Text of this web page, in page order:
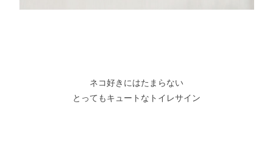
ネコ好きにはたまらない
とってもキュートなトイレサイン